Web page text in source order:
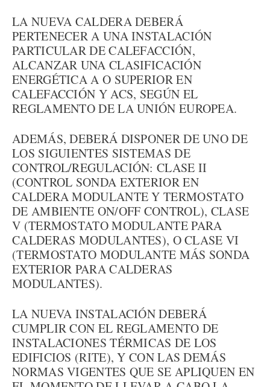
LA NUEVA CALDERA DEBERÁ
PERTENECER A UNA INSTALACIÓN
PARTICULAR DE CALEFACCIÓN,
ALCANZAR UNA CLASIFICACIÓN
ENERGÉTICA A O SUPERIOR EN
CALEFACCIÓN Y ACS, SEGÚN EL
REGLAMENTO DE LA UNIÓN EUROPEA.
ADEMÁS, DEBERÁ DISPONER DE UNO DE
LOS SIGUIENTES SISTEMAS DE
CONTROL/REGULACIÓN: CLASE II
(CONTROL SONDA EXTERIOR EN
CALDERA MODULANTE Y TERMOSTATO
DE AMBIENTE ON/OFF CONTROL), CLASE
V (TERMOSTATO MODULANTE PARA
CALDERAS MODULANTES), O CLASE VI
(TERMOSTATO MODULANTE MÁS SONDA
EXTERIOR PARA CALDERAS
MODULANTES).
LA NUEVA INSTALACIÓN DEBERÁ
CUMPLIR CON EL REGLAMENTO DE
INSTALACIONES TÉRMICAS DE LOS
EDIFICIOS (RITE), Y CON LAS DEMÁS
NORMAS VIGENTES QUE SE APLIQUEN EN